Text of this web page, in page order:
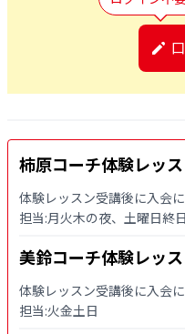
柿原コーチ体験レッ
体験レッスン受講後に入会
担当:月火木の夜、土曜日終日
美鈴コーチ体験レッ
体験レッスン受講後に入会